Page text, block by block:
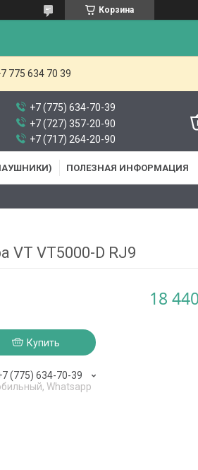
Корзина
775 634 70 39
+7 (775) 634-70-39
+7 (727) 357-20-90
+7 (717) 264-20-90
ПОЛЕЗНАЯ ИНФОРМАЦИЯ
VT VT5000-D RJ9
18
Купить
(775) 634-70-39
Whatsapp